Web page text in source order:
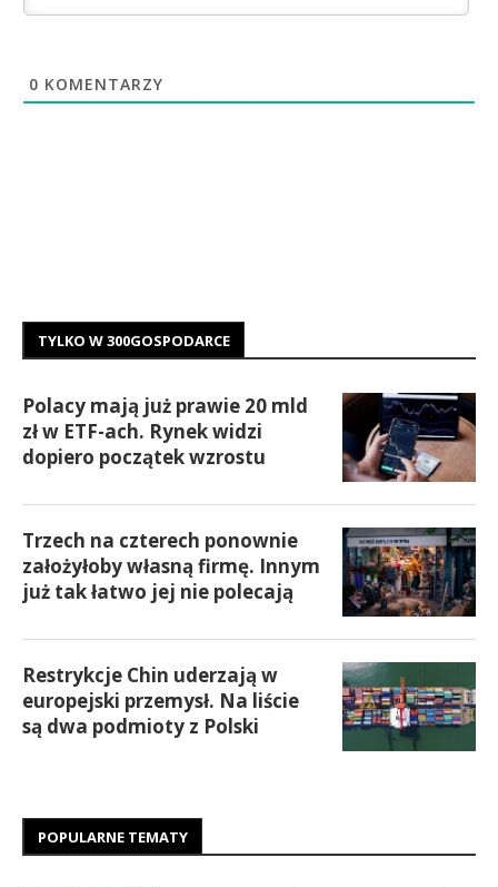
0 KOMENTARZY
TYLKO W 300GOSPODARCE
Polacy mają już prawie 20 mld
zł w ETF-ach. Rynek widzi
dopiero początek wzrostu
Trzech na czterech ponownie
założyłoby własną firmę. Innym
już tak łatwo jej nie polecają
Restrykcje Chin uderzają w
europejski przemysł. Na liście
są dwa podmioty z Polski
POPULARNE TEMATY